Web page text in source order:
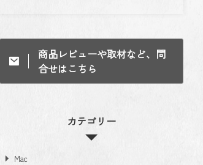
商品レビューや取材など、問
合せはこちら
カテゴリー
Mac